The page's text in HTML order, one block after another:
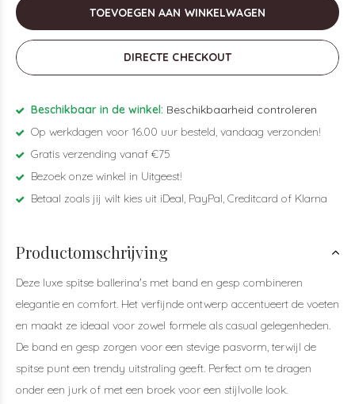
TOEVOEGEN AAN WINKELWAGEN
DIRECTE CHECKOUT
Beschikbaar in de winkel: Beschikbaarheid controleren
Op werkdagen voor 16.00 uur besteld, vandaag verzonden!
Gratis verzending vanaf €75
Bezoek onze winkel in Uitgeest!
Betaal zoals jij wilt kies uit iDeal, PayPal, Creditcard of Klarna
Productomschrijving
Deze luxe spitse ballerina's met band en gesp combineren
elegantie en comfort. Het verfijnde ontwerp accentueert de voeten
en maakt ze ideaal voor zowel formele als casual gelegenheden.
De band en gesp zorgen voor een stevige pasvorm, terwijl de
spitse punt een trendy uitstraling geeft. Perfect om te dragen
onder een jurk of met een broek voor een stijlvolle look.